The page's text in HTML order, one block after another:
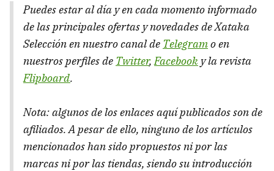
Puedes estar al día y en cada momento informado
de las principales ofertas y novedades de Xataka
Selección en nuestro canal de Telegramo en
nuestros perfiles de Twitter, Facebook y la revista
Flipboard.
Nota: algunos de los enlaces aquí publicados son de
afiliados. A pesar de ello, ninguno de los artículos
mencionados han sido propuestos ni por las
marcas ni por las tiendas, siendo su introducción